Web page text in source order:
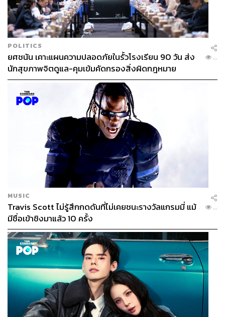
POLITICS
ยศชนัน เคาะแผนความปลอดภัยในรั้วโรงเรียน 90 วัน ส่ง
นักสุขภาพจิตดูแล-คุมเข้มคัดกรองสิ่งผิดกฎหมาย
...
MUSIC
Travis Scott ไม่รู้สึกกดดันที่ไม่เคยชนะรางวัลแกรมมี่ แม้
มีชื่อเข้าชิงมาแล้ว 10 ครั้ง
...